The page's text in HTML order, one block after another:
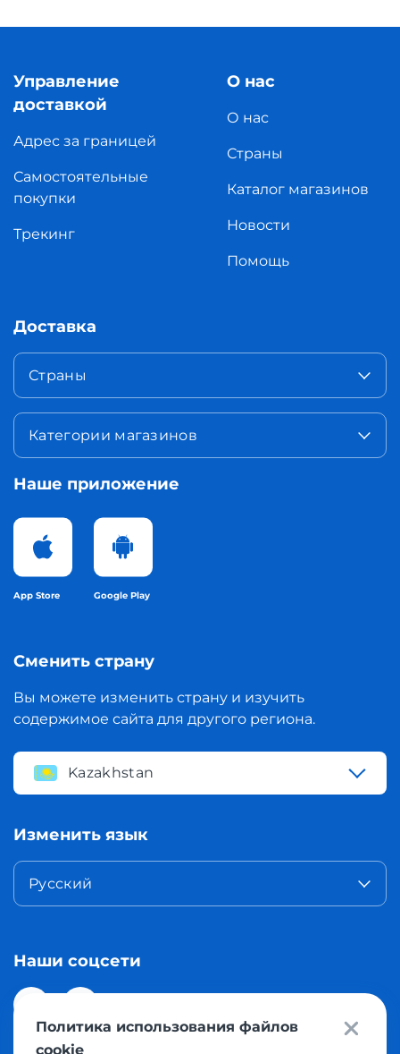
Управление
доставкой
Адрес за границей
Самостоятельные
покупки
Трекинг
О нас
О нас
Страны
Каталог магазинов
Новости
Помощь
Доставка
Страны
Категории магазинов
Наше приложение
App Store Google Play
Сменить страну
Вы можете изменить страну и изучить
содержимое сайта для другого региона.
Kazakhstan
Изменить язык
Русский
Наши соцсети
Политика использования файлов
cookie